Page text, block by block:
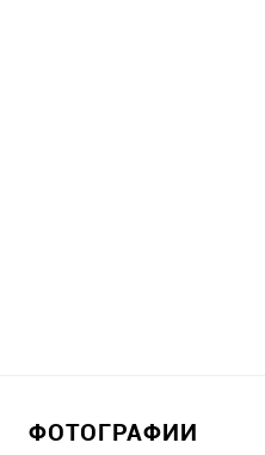
ФОТОГРАФИИ